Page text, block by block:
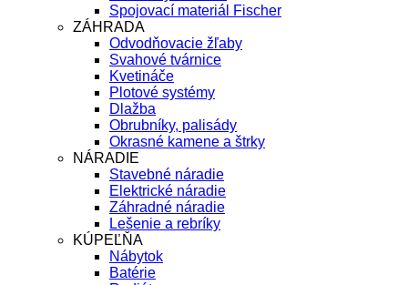
Spojovací materiál Fischer
ZÁHRADA
Odvodňovacie žľaby
Svahové tvárnice
Kvetináče
Plotové systémy
Dlažba
Obrubníky, palisády
Okrasné kamene a štrky
NÁRADIE
Stavebné náradie
Elektrické náradie
Záhradné náradie
Lešenie a rebríky
KÚPEĽŇA
Nábytok
Batérie